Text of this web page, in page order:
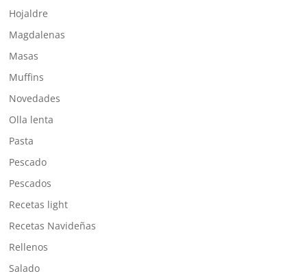
Hojaldre
Magdalenas
Masas
Muffins
Novedades
Olla lenta
Pasta
Pescado
Pescados
Recetas light
Recetas Navideñas
Rellenos
Salado